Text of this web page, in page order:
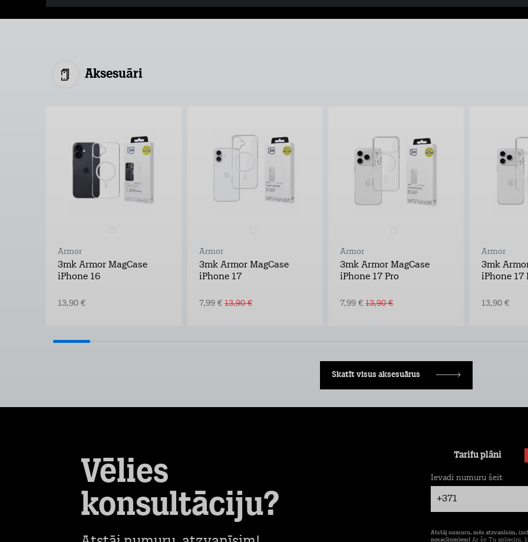
Aksesuāri
Armor
3mk Armor MagCase
iPhone 16
13,90 €
Armor
3mk Armor MagCase
iPhone 17
7,99 €13,90 €
Armor
3mk Armor MagCase
iPhone 17 Pro
7,99 €13,90 €
Armor
3mk
iPhone 17
13,90 €
Skatīt visus aksesuārus
Vēlies
konsultāciju?
Tarifu plāni
+371
Ievadi numuru šeit
Atstāj numuru, mēs atzvanīsim,
nosacījumiem! Ar šo Tu apliecini,